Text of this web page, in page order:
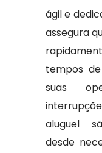
ágil e
assegura
tempos
suas
aluguel
desde